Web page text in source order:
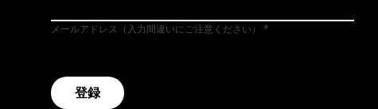
メールアドレス（入力間違いにご注意ください）
登録